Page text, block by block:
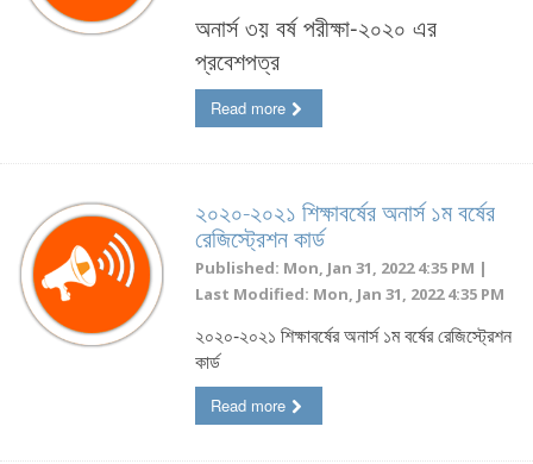
অনার্স ৩য় বর্ষ পরীক্ষা-২০২০ এর
প্রবেশপত্র
Read more
২০২০-২০২১ শিক্ষাবর্ষের অনার্স ১ম বর্ষের
রেজিস্ট্রেশন কার্ড
Published: Mon, Jan 31, 2022 4:35 PM |
Last Modified: Mon, Jan 31, 2022 4:35 PM
২০২০-২০২১ শিক্ষাবর্ষের অনার্স ১ম বর্ষের রেজিস্ট্রেশন
কার্ড
Read more